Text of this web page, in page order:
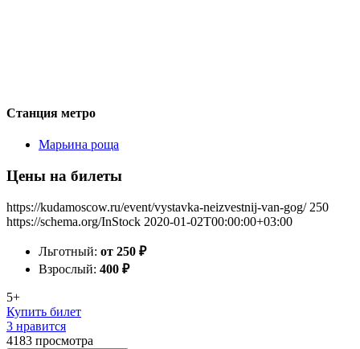
Станция метро
Марьина роща
Цены на билеты
https://kudamoscow.ru/event/vystavka-neizvestnij-van-gog/ 250
https://schema.org/InStock 2020-01-02T00:00:00+03:00
Льготный: от 250 ₽
Взрослый: 400 ₽
5+
Купить билет
3 нравится
4183 просмотра